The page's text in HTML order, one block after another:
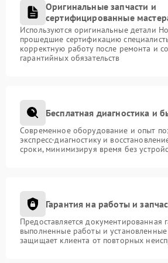
Оригинальные запчасти и
сертифицированные
Используются оригинальные детали
прошедшие сертификацию
корректную работу после ремонта и
гарантийных обязательств
Бесплатная диагностика и
Современное оборудование и опыт
экспресс-диагностику и
сроки, минимизируя время без
Гарантия на работы и
Предоставляется документированная
выполненные работы и установленные
защищает клиента от повторных